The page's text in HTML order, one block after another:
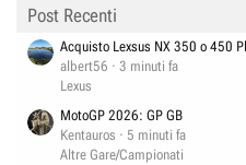
Post Recenti
Acquisto Lexsus NX 350 o 450
albert56
3 minuti fa
Lexus
MotoGP 2026: GP GB
Kentauros
5 minuti fa
Altre Gare/Campionati